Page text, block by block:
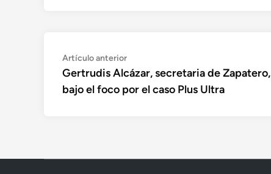
Navegación
de
entradas
Artículo anteriorArtículo
anterior:
Gertrudis Alcázar, secretaria de Zapatero,
bajo el foco por el caso Plus Ultra